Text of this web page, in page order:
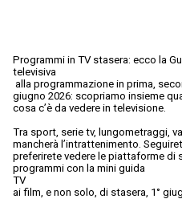
Programmi in TV stasera: ecco la
televisiva
alla programmazione in prima,
giugno 2026: scopriamo insieme
cosa c’è da vedere in televisione.
Tra sport, serie tv, lungometraggi,
mancherà l’intrattenimento.
preferirete vedere le piattaforme di
programmi con la mini guida
TV
ai film, e non solo, di stasera, 1°